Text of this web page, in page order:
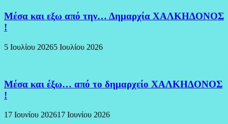
Μέσα και εξω από την… Δημαρχία ΧΑΛΚΗΔΟΝΟΣ
!
5 Ιουλίου 20265 Ιουλίου 2026
Μέσα και έξω… από το δημαρχείο ΧΑΛΚΗΔΟΝΟΣ
!
17 Ιουνίου 202617 Ιουνίου 2026